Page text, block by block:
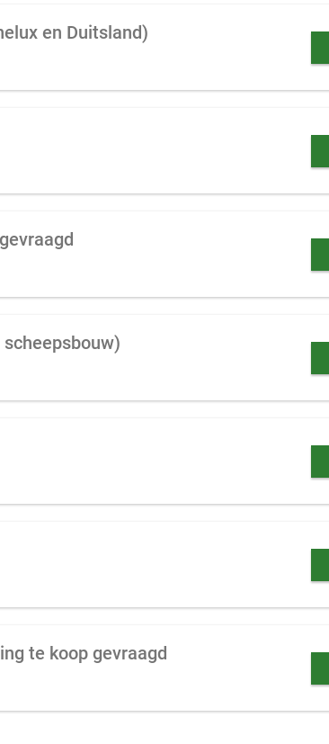
en Duitsland)
te koop gevraagd